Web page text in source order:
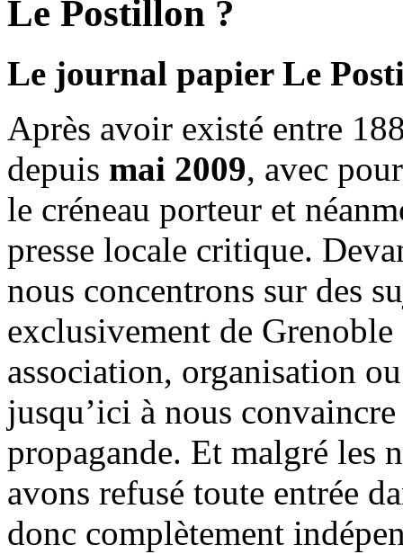
Le Postillon ?
Le journal papier Le
Après avoir existé entre
depuis mai 2009, avec
le créneau porteur et
presse locale critique.
nous concentrons sur des
exclusivement de
association, organisation
jusqu’ici à nous
propagande. Et malgré les
avons refusé toute entrée
donc complètement